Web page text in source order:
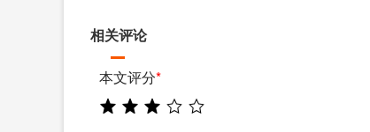
相关评论
本文评分*